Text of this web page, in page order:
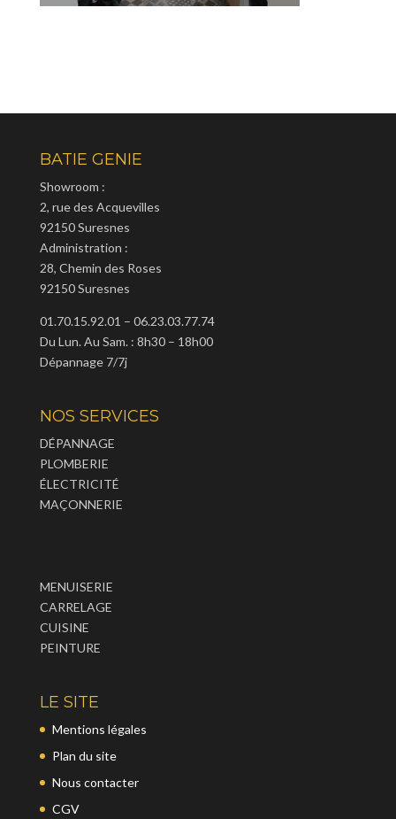
BATIE GENIE
Showroom :
2, rue des Acquevilles
92150 Suresnes
Administration :
28, Chemin des Roses
92150 Suresnes
01.70.15.92.01 – 06.23.03.77.74
Du Lun. Au Sam. : 8h30 – 18h00
Dépannage 7/7j
NOS SERVICES
DÉPANNAGE
PLOMBERIE
ÉLECTRICITÉ
MAÇONNERIE
MENUISERIE
CARRELAGE
CUISINE
PEINTURE
LE SITE
Mentions légales
Plan du site
Nous contacter
CGV